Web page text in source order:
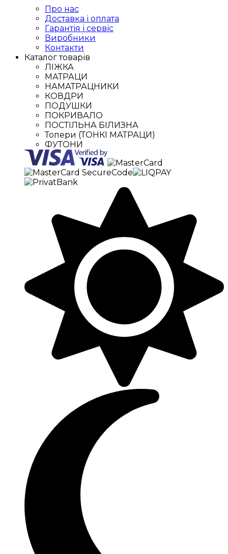
Про нас
Доставка і оплата
Гарантія і сервіс
Виробники
Контакти
Каталог товарів
ЛІЖКА
МАТРАЦИ
НАМАТРАЦНИКИ
КОВДРИ
ПОДУШКИ
ПОКРИВАЛО
ПОСТІЛЬНА БІЛИЗНА
Топери (ТОНКІ МАТРАЦИ)
ФУТОНИ